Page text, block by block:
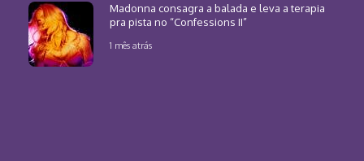
Madonna consagra a balada e leva a terapia
pra pista no “Confessions II”
1 mês atrás